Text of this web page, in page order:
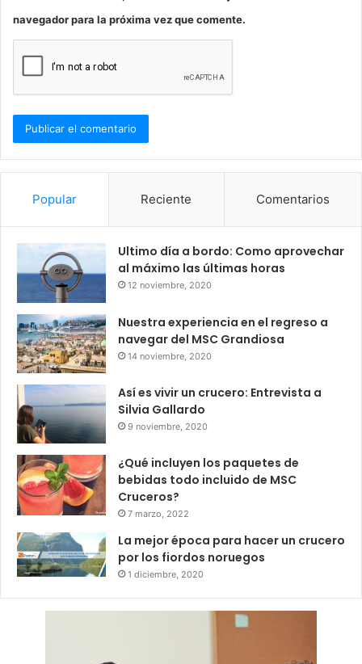
navegador para la próxima vez que comente.
Popular Reciente Comentarios
Ultimo día a bordo: Como aprovechar
al máximo las últimas horas
12 noviembre, 2020
Nuestra experiencia en el regreso a
navegar del MSC Grandiosa
14 noviembre, 2020
Así es vivir un crucero: Entrevista a
Silvia Gallardo
9 noviembre, 2020
¿Qué incluyen los paquetes de
bebidas todo incluido de MSC
Cruceros?
7 marzo, 2022
La mejor época para hacer un crucero
por los fiordos noruegos
1 diciembre, 2020